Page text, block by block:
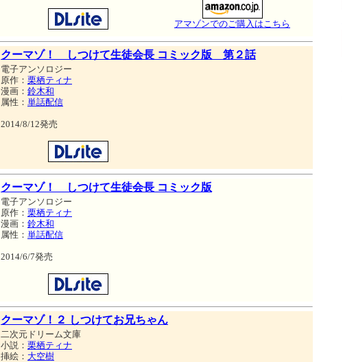
アマゾンでのご購入はこちら
クーマゾ！ しつけて生徒会長 コミック版 第２話
電子アンソロジー
原作： 栗栖ティナ
漫画： 鈴木和
属性： 単話配信
2014/8/12発売
クーマゾ！ しつけて生徒会長 コミック版
電子アンソロジー
原作： 栗栖ティナ
漫画： 鈴木和
属性： 単話配信
2014/6/7発売
クーマゾ！２ しつけてお兄ちゃん
二次元ドリーム文庫
小説： 栗栖ティナ
挿絵： 大空樹